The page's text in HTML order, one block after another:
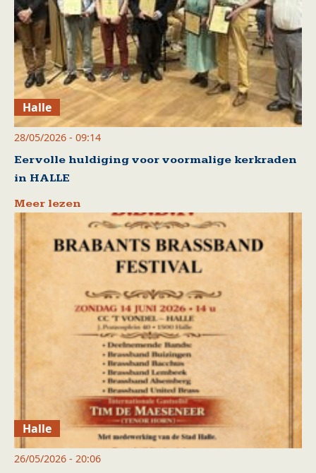
Halle
28/05/2026 - 09:14
Eervolle huldiging voor voormalige kerkraden
in HALLE
Meer lezen
Halle
26/05/2026 - 20:06